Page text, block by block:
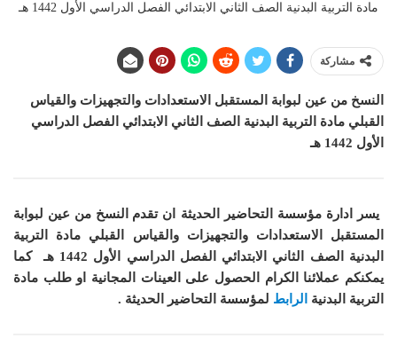
مادة التربية البدنية الصف الثاني الابتدائي الفصل الدراسي الأول 1442 هـ
مشاركة
النسخ من عين لبوابة المستقبل الاستعدادات والتجهيزات والقياس
القبلي مادة التربية البدنية الصف الثاني الابتدائي الفصل الدراسي
الأول 1442 هـ
يسر ادارة مؤسسة التحاضير الحديثة ان تقدم النسخ من عين لبوابة
المستقبل الاستعدادات والتجهيزات والقياس القبلي مادة التربية
البدنية الصف الثاني الابتدائي الفصل الدراسي الأول 1442 هـ
كما
يمكنكم عملائنا الكرام الحصول على العينات المجانية او طلب مادة
التربية البدنية
الرابط لمؤسسة التحاضير الحديثة .